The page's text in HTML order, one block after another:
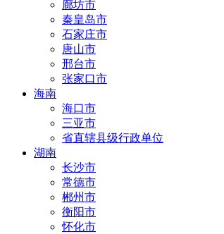
廊坊市
秦皇岛市
石家庄市
唐山市
邢台市
张家口市
海南
海口市
三亚市
省直辖县级行政单位
湖南
长沙市
常德市
郴州市
衡阳市
怀化市